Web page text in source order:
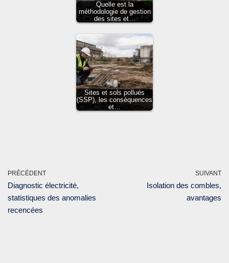
Quelle est la
méthodologie de gestion
des sites et…
Sites et sols pollués
(SSP), les conséquences
et…
PRÉCÉDENT
Diagnostic électricité,
statistiques des anomalies
recencées
SUIVANT
Isolation des combles,
avantages